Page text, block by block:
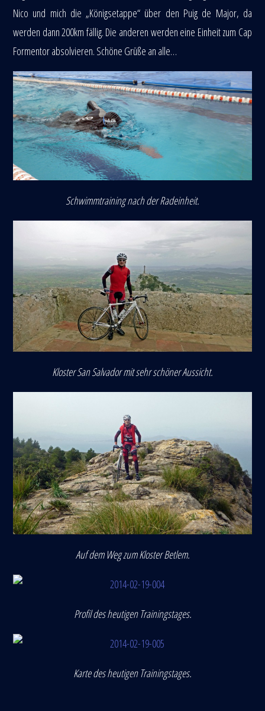
Nico und mich die „Königsetappe“ über den Puig de Major, da
werden dann 200km fällig. Die anderen werden eine Einheit zum Cap
Formentor absolvieren. Schöne Grüße an alle…
Schwimmtraining nach der Radeinheit.
Kloster San Salvador mit sehr schöner Aussicht.
Auf dem Weg zum Kloster Betlem.
Profil des heutigen Trainingstages.
Karte des heutigen Trainingstages.